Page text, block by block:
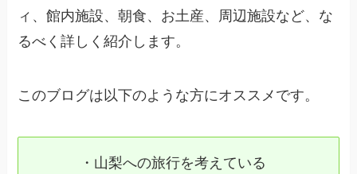
ィ、館内施設、朝食、お土産、周辺施設など、な
るべく詳しく紹介します。
このブログは以下のような方にオススメです。
・山梨への旅行を考えている